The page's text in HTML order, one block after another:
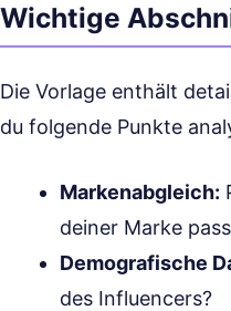
Wichtige
Die Vorlage enthält
du folgende Punkte
Markenabgleich:
deiner Marke
Demografische
des Influencers?